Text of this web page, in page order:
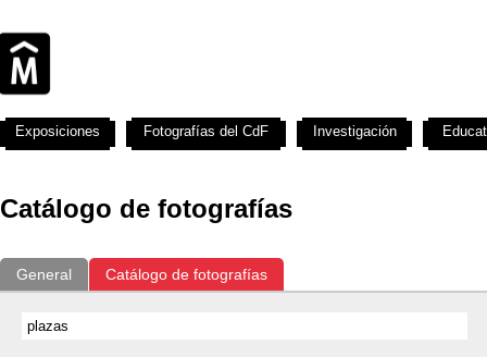
Catálogo de fotografías
General Catálogo de fotografías
Exposiciones Fotografías del CdF Investigación